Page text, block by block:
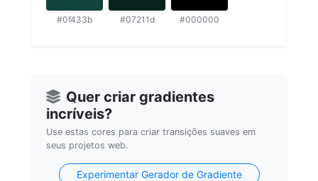
#0f433b #07211d #000000
Quer criar gradientes
incríveis?
Use estas cores para criar transições suaves em
seus projetos web.
Experimentar Gerador de Gradiente